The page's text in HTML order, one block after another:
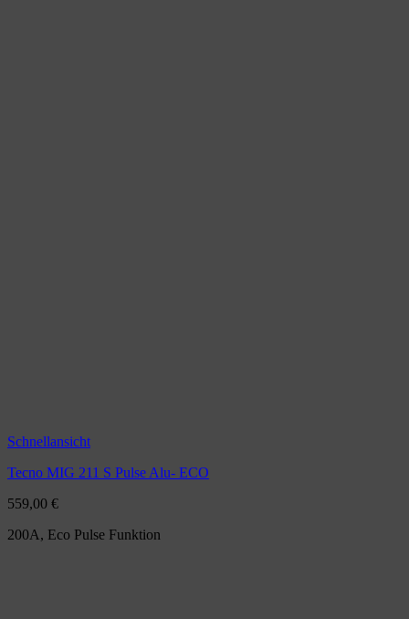
Schnellansicht
Tecno MIG 211 S Pulse Alu- ECO
559,00 €
200A, Eco Pulse Funktion